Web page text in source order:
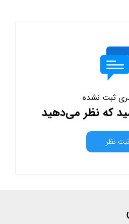
ثبت نشده
که نظر می‌دهید
ثبت نظر